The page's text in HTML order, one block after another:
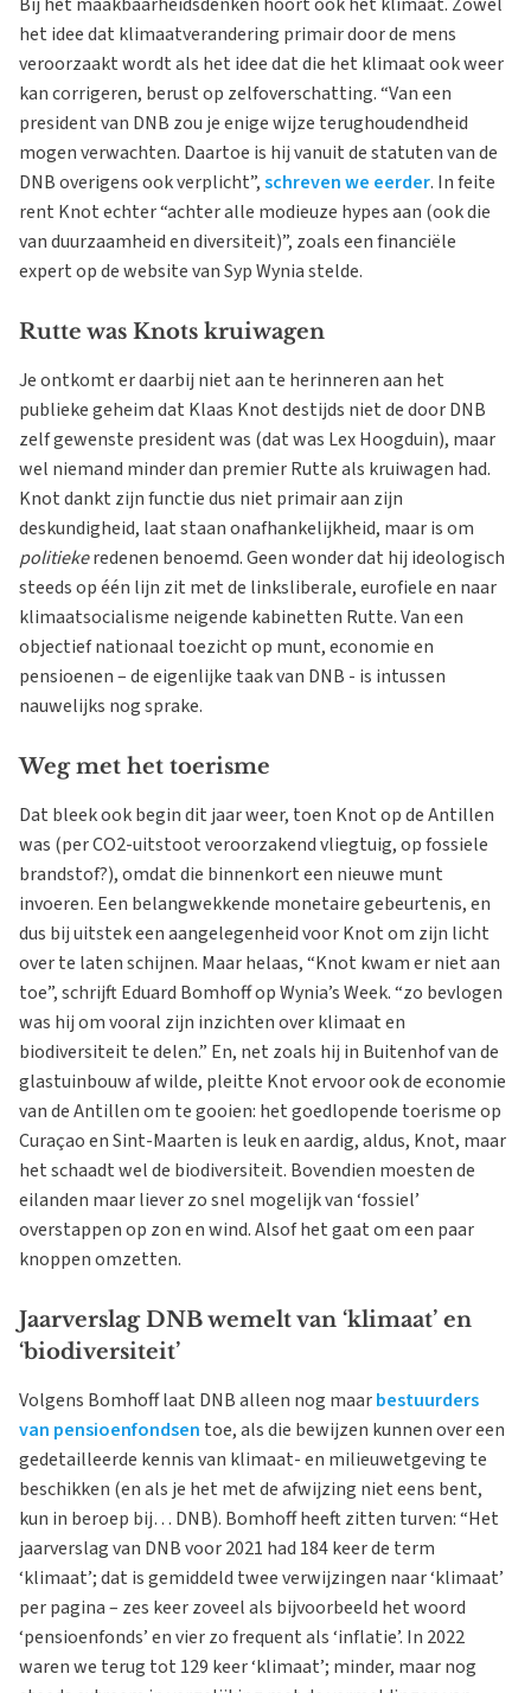
het idee dat klimaatverandering primair door de mens
veroorzaakt wordt als het idee dat die het klimaat ook weer
kan corrigeren, berust op zelfoverschatting. “Van een
president van DNB zou je enige wijze terughoudendheid
mogen verwachten. Daartoe is hij vanuit de statuten van de
DNB overigens ook verplicht”,schreven we eerder. In feite
rent Knot echter “achter alle modieuze hypes aan (ook die
van duurzaamheid en diversiteit)”, zoals een financiële
expert op de website van Syp Wynia stelde.
Rutte was Knots kruiwagen
Je ontkomt er daarbij niet aan te herinneren aan het
publieke geheim dat Klaas Knot destijds niet de door DNB
zelf gewenste president was (dat was Lex Hoogduin), maar
wel niemand minder dan premier Rutte als kruiwagen had.
Knot dankt zijn functie dus niet primair aan zijn
deskundigheid, laat staan onafhankelijkheid, maar is om
politiekeredenen benoemd. Geen wonder dat hij ideologisch
steeds op één lijn zit met de linksliberale, eurofiele en naar
klimaatsocialisme neigende kabinetten Rutte. Van een
objectief nationaal toezicht op munt, economie en
pensioenen – de eigenlijke taak van DNB - is intussen
nauwelijks nog sprake.
Weg met het toerisme
Dat bleek ook begin dit jaar weer, toen Knot op de Antillen
was (per CO2-uitstoot veroorzakend vliegtuig, op fossiele
brandstof?), omdat die binnenkort een nieuwe munt
invoeren. Een belangwekkende monetaire gebeurtenis, en
dus bij uitstek een aangelegenheid voor Knot om zijn licht
over te laten schijnen. Maar helaas, “Knot kwam er niet aan
toe”, schrijft Eduard Bomhoff op Wynia’s Week. “zo bevlogen
was hij om vooral zijn inzichten over klimaat en
biodiversiteit te delen.” En, net zoals hij in Buitenhof van de
glastuinbouw af wilde, pleitte Knot ervoor ook de economie
van de Antillen om te gooien: het goedlopende toerisme op
Curaçao en Sint-Maarten is leuk en aardig, aldus, Knot, maar
het schaadt wel de biodiversiteit. Bovendien moesten de
eilanden maar liever zo snel mogelijk van ‘fossiel’
overstappen op zon en wind. Alsof het gaat om een paar
knoppen omzetten.
Jaarverslag DNB wemelt van ‘klimaat’ en
‘biodiversiteit’
Volgens Bomhoff laat DNB alleen nog maarbestuurders
van pensioenfondsen toe, als die bewijzen kunnen over een
gedetailleerde kennis van klimaat- en milieuwetgeving te
beschikken (en als je het met de afwijzing niet eens bent,
kun in beroep bij… DNB). Bomhoff heeft zitten turven: “Het
jaarverslag van DNB voor 2021 had 184 keer de term
‘klimaat’; dat is gemiddeld twee verwijzingen naar ‘klimaat’
per pagina – zes keer zoveel als bijvoorbeeld het woord
‘pensioenfonds’ en vier zo frequent als ‘inflatie’. In 2022
waren we terug tot 129 keer ‘klimaat’; minder, maar nog